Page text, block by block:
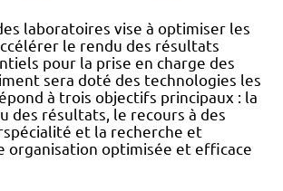
laboratoires vise à optimiser les
le rendu des résultats
pour la prise en charge des
sera doté des technologies les
à trois objectifs principaux : la
des résultats, le recours à des
et la recherche et
organisation optimisée et efficace